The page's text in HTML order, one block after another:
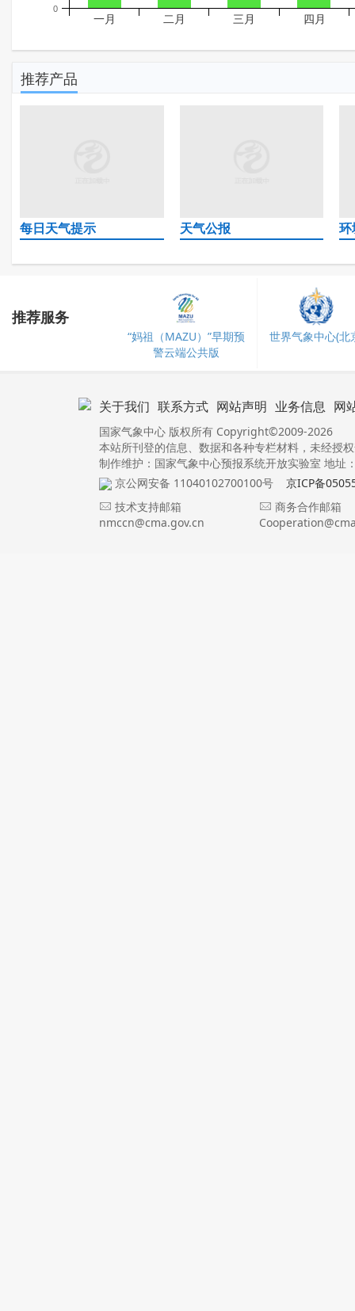
一月 二月 三月 四月
0
推荐产品
每日天气提示 天气公报
推荐服务
“妈祖（MAZU）”早期预
警云端公共版
世界气象中心(北
关于我们 联系方式 网站声明 业务信息 网
国家气象中心 版权所有 Copyright©2009-2026
本站所刊登的信息、数据和各种专栏材料，未经授
制作维护：国家气象中心预报系统开放实验室 地址
京公网安备 11040102700100号
京ICP备
技术支持邮箱
nmccn@cma.gov.cn
商务合作邮箱